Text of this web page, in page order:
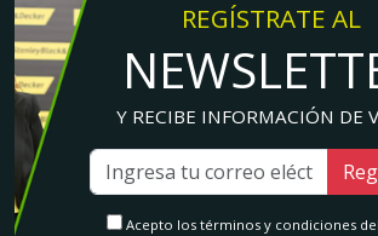
REGÍSTRATE AL
Y RECIBE INFORMACIÓN DE
Acepto los términos y condiciones